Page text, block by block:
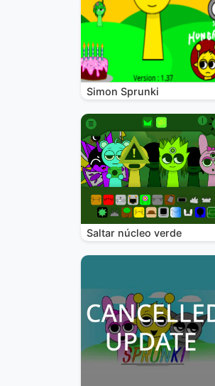
Simon Sprunki
Saltar núcleo verde